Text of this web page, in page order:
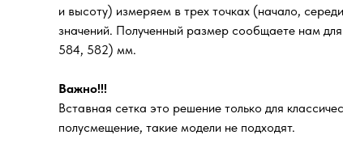
и высоту) измеряем в трех точках (начало,
значений. Полученный размер сообщаете нам
584, 582) мм.
Важно!!!
Вставная сетка это решение только для
полусмещение, такие модели не подходят.